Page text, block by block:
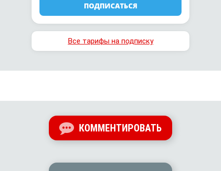
ПОДПИСАТЬСЯ
Все тарифы на подписку
КОММЕНТИРОВАТЬ